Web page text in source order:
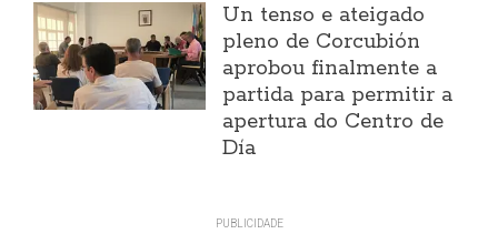
Un tenso e ateigado
pleno de Corcubión
aprobou finalmente a
partida para permitir a
apertura do Centro de
Día